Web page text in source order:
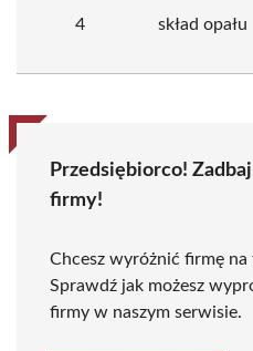
4 skład opału
Przedsiębiorco!
firmy!
Chcesz wyróżnić firmę
Sprawdź jak możesz
firmy w naszym serwisie.